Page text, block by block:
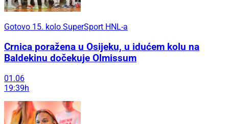
Gotovo 15. kolo SuperSport HNL-a
Crnica poražena u Osijeku, u idućem kolu na
Baldekinu dočekuje Olmissum
01.06
19:39h